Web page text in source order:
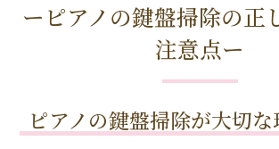
ーピアノの鍵盤掃除の正
注意点ー
ピアノの鍵盤掃除が大切な